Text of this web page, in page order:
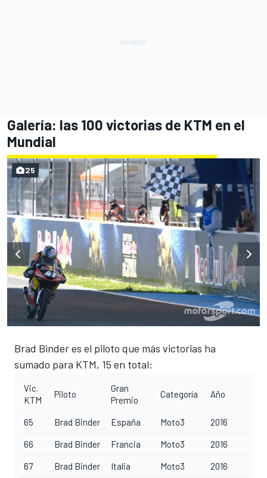
Galería: las 100 victorias de KTM en el
Mundial
Brad Binder es el piloto que más victorias ha
sumado para KTM, 15 en total:
Vic.
KTM
Piloto
Gran
Premio
Categoría Año
65 Brad Binder España Moto3 2016
66 Brad Binder Francia Moto3 2016
67 Brad Binder Italia Moto3 2016
25